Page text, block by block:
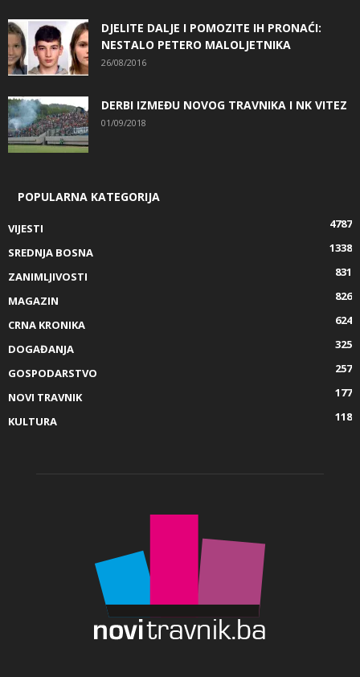
DJELITE DALJE I POMOZITE IH PRONAĆI:
NESTALO PETERO MALOLJETNIKA
26/08/2016
DERBI IZMEĐU NOVOG TRAVNIKA I NK VITEZ
01/09/2018
POPULARNA KATEGORIJA
VIJESTI
4787
SREDNJA BOSNA
1338
ZANIMLJIVOSTI
831
MAGAZIN
826
CRNA KRONIKA
624
DOGAĐANJA
325
GOSPODARSTVO
257
NOVI TRAVNIK
177
KULTURA
118